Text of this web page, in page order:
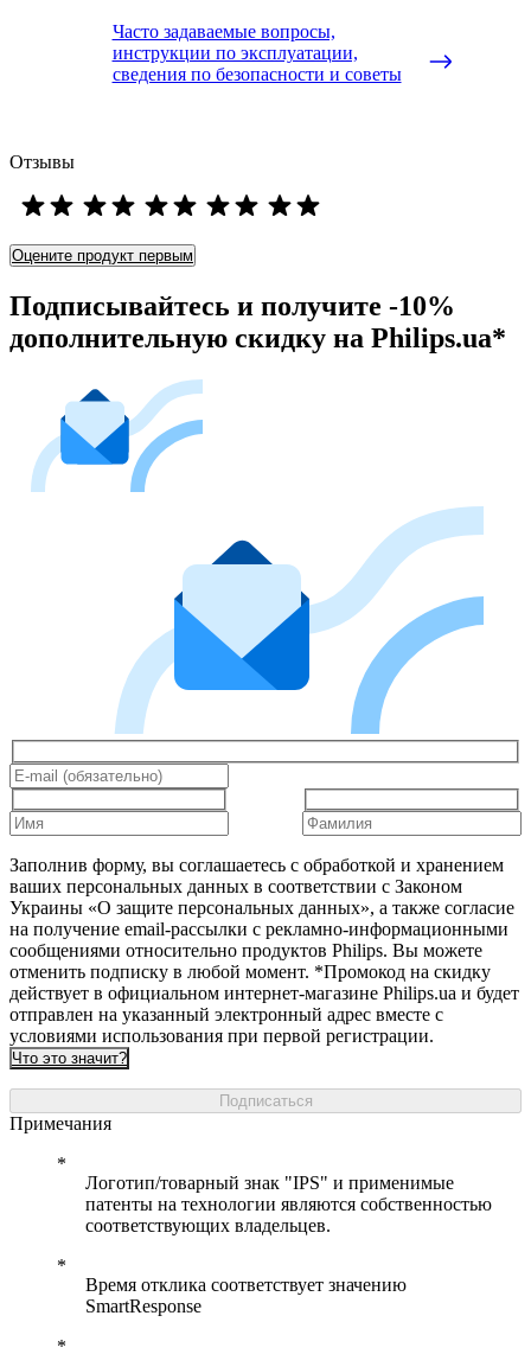
Часто задаваемые вопросы,
инструкции по эксплуатации,
сведения по безопасности и советы
Отзывы
Оцените продукт первым
Подписывайтесь и получите -10%
дополнительную скидку на Philips.ua*
Заполнив форму, вы соглашаетесь с обработкой и хранением
ваших персональных данных в соответствии с Законом
Украины «О защите персональных данных», а также согласие
на получение email-рассылки с рекламно-информационными
сообщениями относительно продуктов Philips. Вы можете
отменить подписку в любой момент. *Промокод на скидку
действует в официальном интернет-магазине Philips.ua и будет
отправлен на указанный электронный адрес вместе с
условиями использования при первой регистрации.
Что это значит?
Подписаться
Примечания
Логотип/товарный знак "IPS" и применимые
патенты на технологии являются собственностью
соответствующих владельцев.
Время отклика соответствует значению
SmartResponse